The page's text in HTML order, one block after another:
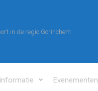
in de regio Gorinchem
Evenementen